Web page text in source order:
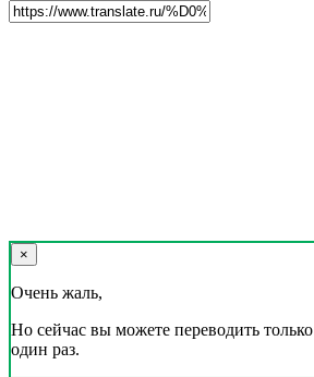
×
Очень жаль,
Но сейчас вы можете переводить только
один раз.